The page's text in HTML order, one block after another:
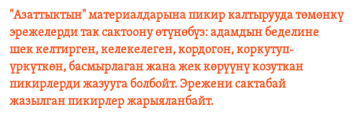
"Азаттыктын" материалдарына пикир калтырууда төмөнкү
эрежелерди так сактоону өтүнөбүз: адамдын беделине
шек келтирген, келекелеген, кордогон, коркутуп-
үркүткөн, басмырлаган жана жек көрүүнү козуткан
пикирлерди жазууга болбойт. Эрежени сактабай
жазылган пикирлер жарыяланбайт.